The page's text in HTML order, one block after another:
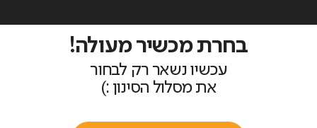
בחרת מכשיר מעולה!
עכשיו נשאר רק לבחור
את מסלול הסינון :)